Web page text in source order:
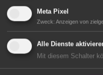
07. Aug hagebau: 24
Aug
Heidelbeere
07. Aug FLORUM
Meta Pixel
Zweck: Anzeigen von
Alle Dienste
Mit diesem Schalter